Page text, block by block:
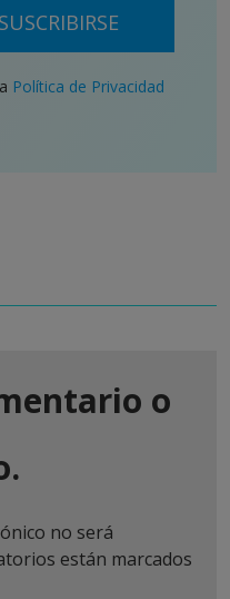
SUSCRIBIRSE
Política de Privacidad
o
no será
están marcados